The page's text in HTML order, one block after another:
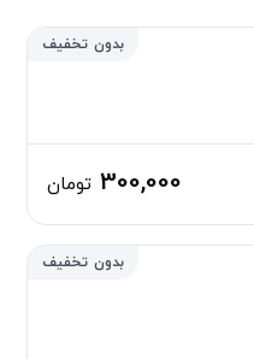
بدون تخفیف
300,000 تومان
بدون تخفیف